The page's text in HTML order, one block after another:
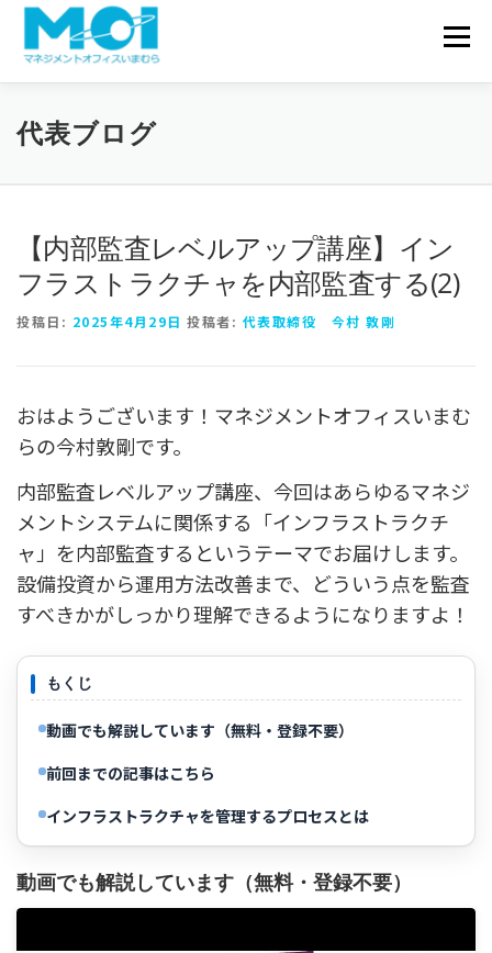
コンテンツへスキップ
メニ
代表ブログ
【内部監査レベルアップ講座】イン
フラストラクチャを内部監査する(2)
投稿日: 2025年4月29日 投稿者: 代表取締役 今村 敦剛
おはようございます！マネジメントオフィスいまむ
らの今村敦剛です。
内部監査レベルアップ講座、今回はあらゆるマネジ
メントシステムに関係する「インフラストラクチ
ャ」を内部監査するというテーマでお届けします。
設備投資から運用方法改善まで、どういう点を監査
すべきかがしっかり理解できるようになりますよ！
もくじ
動画でも解説しています（無料・登録不要）
前回までの記事はこちら
インフラストラクチャを管理するプロセスとは
動画でも解説しています（無料・登録不要）